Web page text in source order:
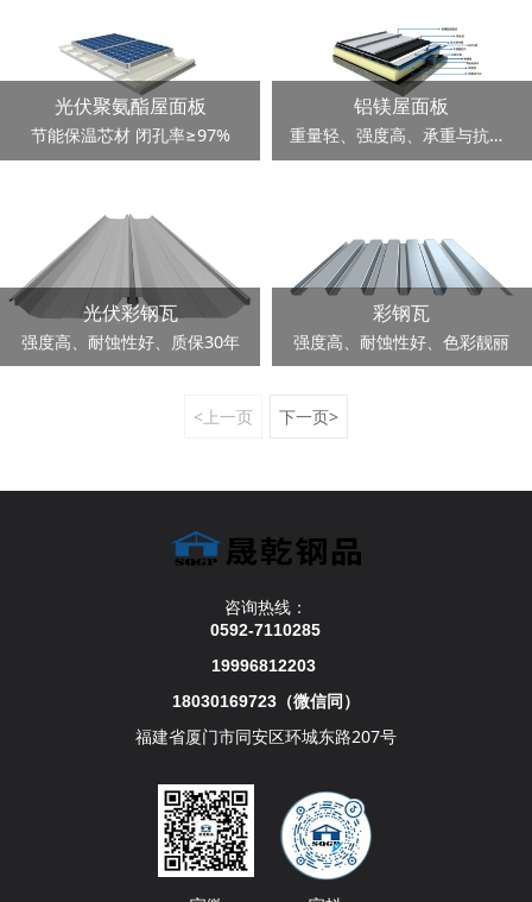
光伏聚氨酯屋面板
节能保温芯材 闭孔率≥97%
铝镁屋面板
重量轻、强度高、承重与抗争性好
光伏彩钢瓦
强度高、耐蚀性好、质保30年
彩钢瓦
强度高、耐蚀性好、色彩靓丽
<上一页 下一页>
咨询热线：
0592-7110285
19996812203
18030169723（微信同）
福建省厦门市同安区环城东路207号